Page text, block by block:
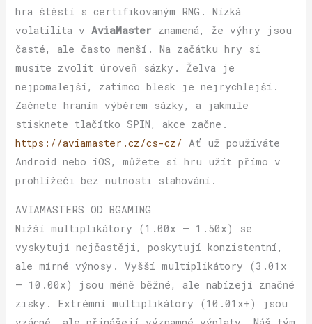
hra štěstí s certifikovaným RNG. Nízká
volatilita vAviaMaster znamená, že výhry jsou
časté, ale často menší. Na začátku hry si
musíte zvolit úroveň sázky. Želva je
nejpomalejší, zatímco blesk je nejrychlejší.
Začnete hraním výběrem sázky, a jakmile
stisknete tlačítko SPIN, akce začne.
https://aviamaster.cz/cs-cz/ Ať už používáte
Android nebo iOS, můžete si hru užít přímo v
prohlížeči bez nutnosti stahování.
AVIAMASTERS OD BGAMING
Nižší multiplikátory (1.00x – 1.50x) se
vyskytují nejčastěji, poskytují konzistentní,
ale mírné výnosy. Vyšší multiplikátory (3.01x
– 10.00x) jsou méně běžné, ale nabízejí značné
zisky. Extrémní multiplikátory (10.01x+) jsou